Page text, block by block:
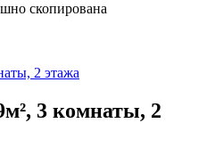
скопирована
2 этажа
3 комнаты, 2